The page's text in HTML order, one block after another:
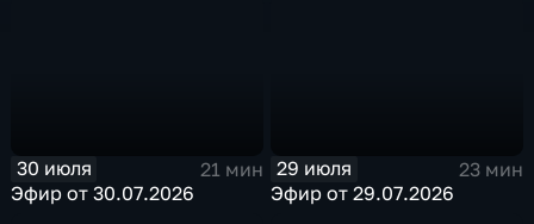
30 июля
21 мин
Эфир от 30.07.2026
29 июля
23 мин
Эфир от 29.07.2026